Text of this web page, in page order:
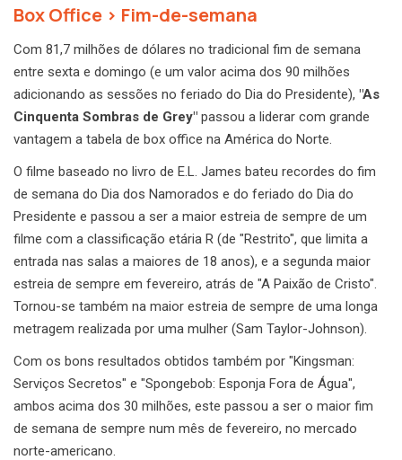
Box Office > Fim-de-semana
Com 81,7 milhões de dólares no tradicional fim de semana
entre sexta e domingo (e um valor acima dos 90 milhões
adicionando as sessões no feriado do Dia do Presidente), "As
Cinquenta Sombras de Grey" passou a liderar com grande
vantagem a tabela de box office na América do Norte.
O filme baseado no livro de E.L. James bateu recordes do fim
de semana do Dia dos Namorados e do feriado do Dia do
Presidente e passou a ser a maior estreia de sempre de um
filme com a classificação etária R (de "Restrito", que limita a
entrada nas salas a maiores de 18 anos), e a segunda maior
estreia de sempre em fevereiro, atrás de "A Paixão de Cristo".
Tornou-se também na maior estreia de sempre de uma longa
metragem realizada por uma mulher (Sam Taylor-Johnson).
Com os bons resultados obtidos também por "Kingsman:
Serviços Secretos" e "Spongebob: Esponja Fora de Água",
ambos acima dos 30 milhões, este passou a ser o maior fim
de semana de sempre num mês de fevereiro, no mercado
norte-americano.